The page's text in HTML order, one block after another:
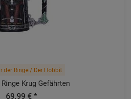
der Ringe / Der Hobbit
Krug Gefährten
69,99 € *